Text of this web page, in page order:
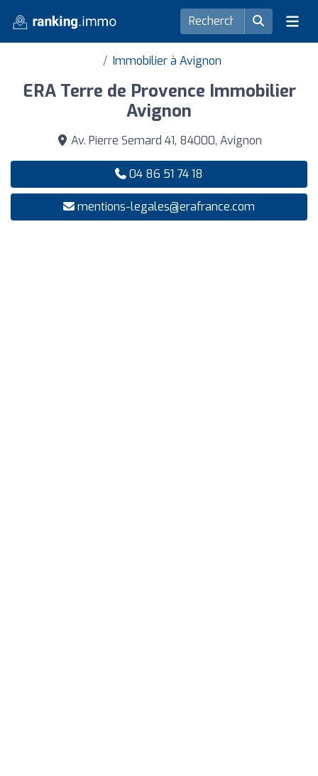
Immobilier à Avignon
ERA Terre de Provence Immobilier
Avignon
Av. Pierre Semard 41, 84000, Avignon
04 86 51 74 18
mentions-legales@erafrance.com